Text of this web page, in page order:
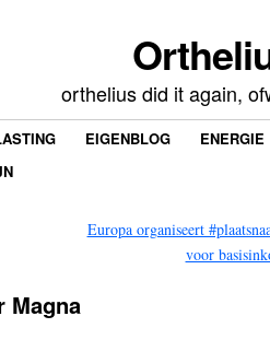
orthelius did it again,
EIGENBLOG
ENERGIE
Europa organiseert
voor
Magna